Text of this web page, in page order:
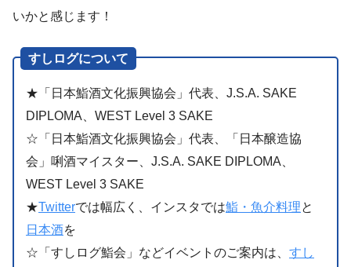
いかと感じます！
すしログについて
★「日本鮨酒文化振興協会」代表、J.S.A. SAKE
DIPLOMA、WEST Level 3 SAKE
☆「日本鮨酒文化振興協会」代表、「日本醸造協
会」唎酒マイスター、J.S.A. SAKE DIPLOMA、
WEST Level 3 SAKE
★Twitterでは幅広く、インスタでは鮨・魚介料理と
日本酒を
☆「すしログ鮨会」などイベントのご案内は、 すし